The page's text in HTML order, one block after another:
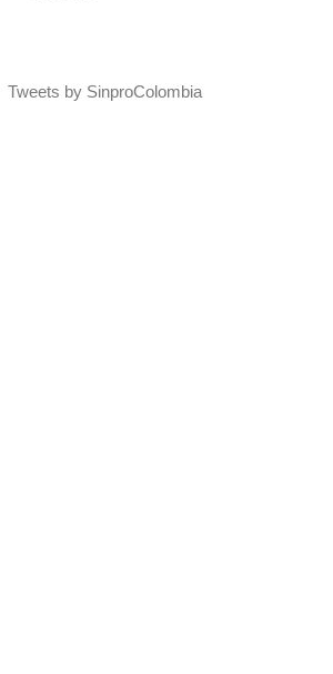
Tweets by SinproColombia